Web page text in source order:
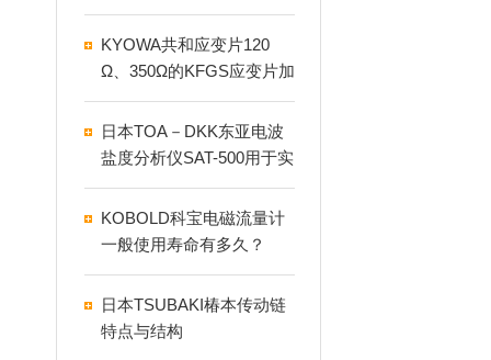
T.2S优势介绍
KYOWA共和应变片120
Ω、350Ω的KFGS应变片加
多少伏特的电桥激励电压
合适
日本TOA－DKK东亚电波
盐度分析仪SAT-500用于实
验室分析
KOBOLD科宝电磁流量计
一般使用寿命有多久？
日本TSUBAKI椿本传动链
特点与结构